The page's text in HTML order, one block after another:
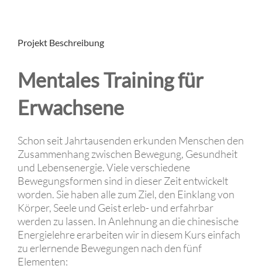
Projekt Beschreibung
Mentales Training für
Erwachsene
Schon seit Jahrtausenden erkunden Menschen den
Zusammenhang zwischen Bewegung, Gesundheit
und Lebensenergie. Viele verschiedene
Bewegungsformen sind in dieser Zeit entwickelt
worden. Sie haben alle zum Ziel, den Einklang von
Körper, Seele und Geist erleb- und erfahrbar
werden zu lassen. In Anlehnung an die chinesische
Energielehre erarbeiten wir in diesem Kurs einfach
zu erlernende Bewegungen nach den fünf
Elementen: